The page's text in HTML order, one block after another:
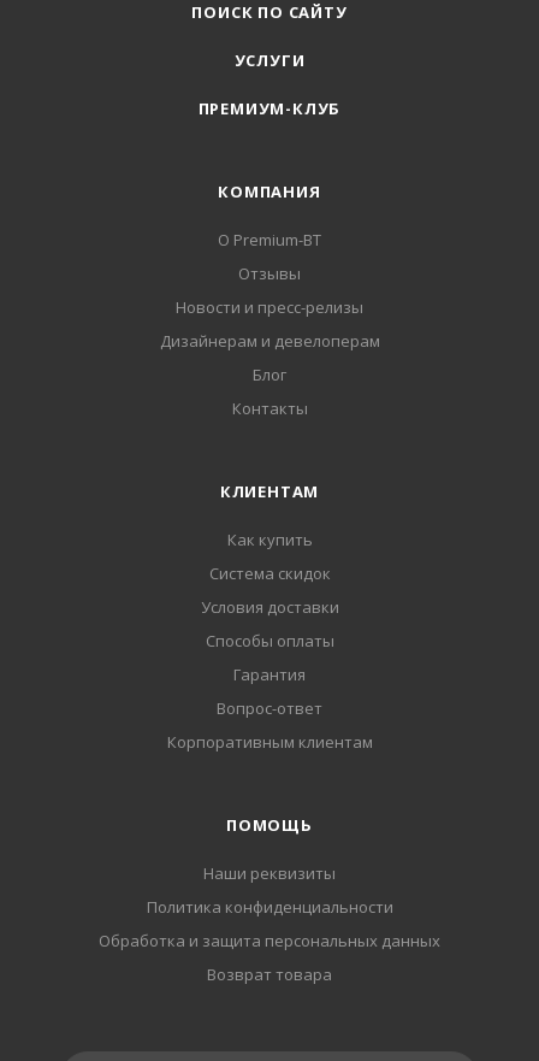
ПОИСК ПО САЙТУ
УСЛУГИ
ПРЕМИУМ-КЛУБ
КОМПАНИЯ
О Premium-BT
Отзывы
Новости и пресс-релизы
Дизайнерам и девелоперам
Блог
Контакты
КЛИЕНТАМ
Как купить
Система скидок
Условия доставки
Способы оплаты
Гарантия
Вопрос-ответ
Корпоративным клиентам
ПОМОЩЬ
Наши реквизиты
Политика конфиденциальности
Обработка и защита персональных данных
Возврат товара